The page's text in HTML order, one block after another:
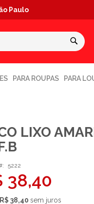
Paulo
PARA ROUPAS PARA
LIXO
5222
38,40
R$ 38,40 sem juros